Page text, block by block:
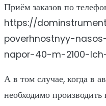
Приём заказов по
https://
poverhnostnyy-
napor-40-m-2100-
А в том случае, когда в
необходимо